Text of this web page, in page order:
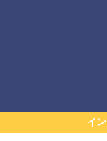
イ